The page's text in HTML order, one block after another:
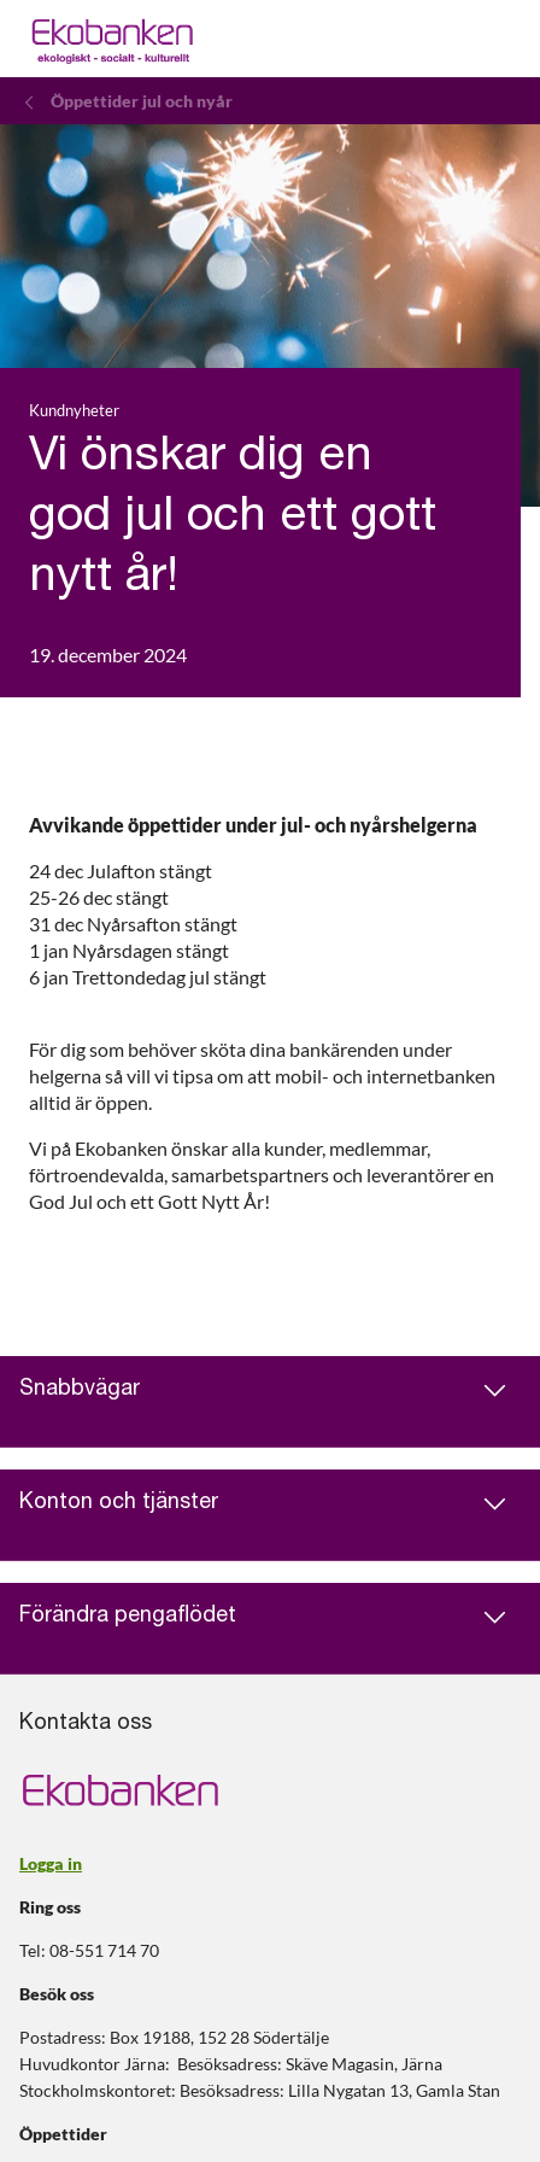
Öppettider jul och nyår
Kundnyheter
Vi önskar dig en
god jul och ett gott
nytt år!
19. december 2024
Avvikande öppettider under jul- och nyårshelgerna
24 dec Julafton stängt
25-26 dec stängt
31 dec Nyårsafton stängt
1 jan Nyårsdagen stängt
6 jan Trettondedag jul stängt
För dig som behöver sköta dina bankärenden under
helgerna så vill vi tipsa om att mobil- och internetbanken
alltid är öppen.
Vi på Ekobanken önskar alla kunder, medlemmar,
förtroendevalda, samarbetspartners och leverantörer en
God Jul och ett Gott Nytt År!
Snabbvägar
Konton och tjänster
Förändra pengaflödet
Kontakta oss
Logga in
Ring oss
Tel: 08-551 714 70
Besök oss
Postadress: Box 19188, 152 28 Södertälje
Huvudkontor Järna: Besöksadress: Skäve Magasin, Järna
Stockholmskontoret: Besöksadress: Lilla Nygatan 13, Gamla Stan
Öppettider